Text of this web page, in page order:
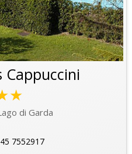
di Garda
7552917